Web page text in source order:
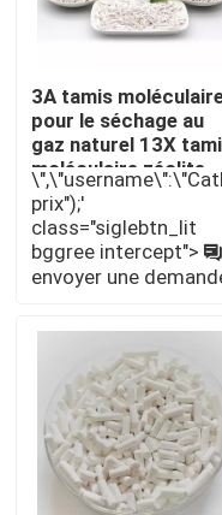
À propos de nous
Visite de l'usine
Contrôle de la
Nous contacter
Demandez un devis
Filtre moléculaire
Zéolite à tamis
3A tamis
pour le séchage au
gaz naturel 13X
moléculaire zéolite
pour concentrateur
d'oxygène
prix");'
class="siglebtn_lit
bggree intercept">
envoyer une